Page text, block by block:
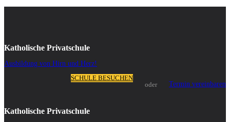
Katholische Privatschule
Ausbildung von Hirn und Herz!
Termin vereinbaren
oder
SCHULE BESUCHEN
Katholische Privatschule